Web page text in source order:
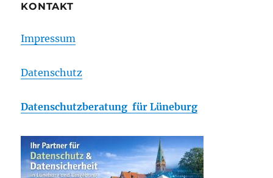
KONTAKT
Impressum
Datenschutz
Datenschutzberatung für Lüneburg